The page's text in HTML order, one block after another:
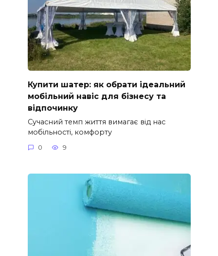
Купити шатер: як обрати ідеальний
мобільний навіс для бізнесу та
відпочинку
Сучасний темп життя вимагає від нас
мобільності, комфорту
0 9